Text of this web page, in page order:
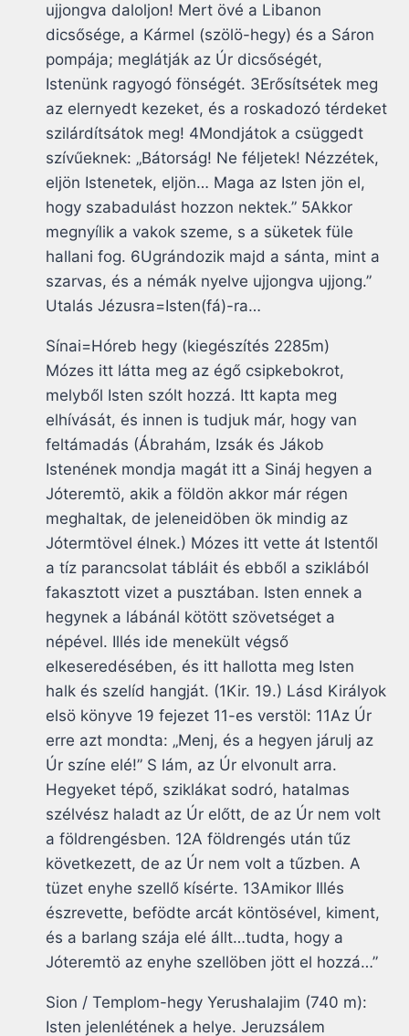
ujjongva daloljon! Mert övé a Libanon
dicsősége, a Kármel (szölö-hegy) és a Sáron
pompája; meglátják az Úr dicsőségét,
Istenünk ragyogó fönségét. 3Erősítsétek meg
az elernyedt kezeket, és a roskadozó térdeket
szilárdítsátok meg! 4Mondjátok a csüggedt
szívűeknek: „Bátorság! Ne féljetek! Nézzétek,
eljön Istenetek, eljön… Maga az Isten jön el,
hogy szabadulást hozzon nektek.” 5Akkor
megnyílik a vakok szeme, s a süketek füle
hallani fog. 6Ugrándozik majd a sánta, mint a
szarvas, és a némák nyelve ujjongva ujjong.”
Utalás Jézusra=Isten(fá)-ra…
Sínai=Hóreb hegy (kiegészítés 2285m)
Mózes itt látta meg az égő csipkebokrot,
melyből Isten szólt hozzá. Itt kapta meg
elhívását, és innen is tudjuk már, hogy van
feltámadás (Ábrahám, Izsák és Jákob
Istenének mondja magát itt a Sináj hegyen a
Jóteremtö, akik a földön akkor már régen
meghaltak, de jeleneidöben ök mindig az
Jótermtövel élnek.) Mózes itt vette át Istentől
a tíz parancsolat tábláit és ebből a sziklából
fakasztott vizet a pusztában. Isten ennek a
hegynek a lábánál kötött szövetséget a
népével. Illés ide menekült végső
elkeseredésében, és itt hallotta meg Isten
halk és szelíd hangját. (1Kir. 19.) Lásd Királyok
elsö könyve 19 fejezet 11-es verstöl: 11Az Úr
erre azt mondta: „Menj, és a hegyen járulj az
Úr színe elé!” S lám, az Úr elvonult arra.
Hegyeket tépő, sziklákat sodró, hatalmas
szélvész haladt az Úr előtt, de az Úr nem volt
a földrengésben. 12A földrengés után tűz
következett, de az Úr nem volt a tűzben. A
tüzet enyhe szellő kísérte. 13Amikor Illés
észrevette, befödte arcát köntösével, kiment,
és a barlang szája elé állt…tudta, hogy a
Jóteremtö az enyhe szellöben jött el hozzá…”
Sion / Templom-hegy Yerushalajim (740 m):
Isten jelenlétének a helye. Jeruzsálem